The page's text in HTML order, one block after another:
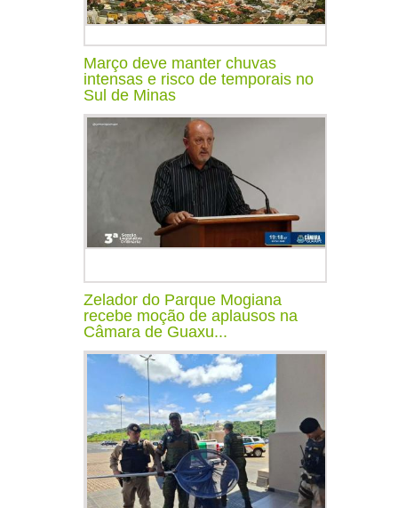
Março deve manter chuvas
intensas e risco de temporais no
Sul de Minas
Zelador do Parque Mogiana
recebe moção de aplausos na
Câmara de Guaxu...